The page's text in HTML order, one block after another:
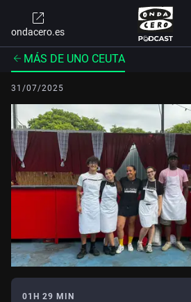
ondacero.es
MÁS DE UNO CEUTA
31/07/2025
01H 29 MIN